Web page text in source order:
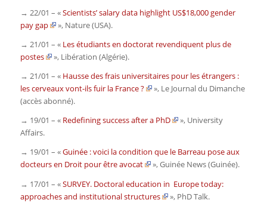
→ 22/01 – «Scientists’ salary data highlight US$18,000 gender
pay gap
», Nature(USA).
→ 21/01 – « Les étudiants en doctorat revendiquent plus de
postes
», Libération(Algérie).
→ 21/01 – « Hausse des frais universitaires pour les étrangers :
les cerveaux vont-ils fuir la France ?
», Le Journal du Dimanche
(accès abonné).
→ 19/01 – « Redefining success after a PhD », University
Affairs.
→ 19/01 – «Guinée : voici la condition que le Barreau pose aux
docteurs en Droit pour être avocat
»,Guinée News(Guinée).
→ 17/01 – «SURVEY. Doctoral education in Europe today:
approaches and institutional structures
», PhD Talk.